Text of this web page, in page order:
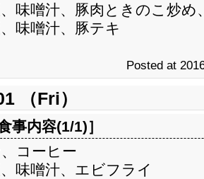
味噌汁、豚肉ときのこ炒
味噌汁、豚テキ
Posted at
（Fri）
事内容(1/1)］
コーヒー
味噌汁、エビフライ